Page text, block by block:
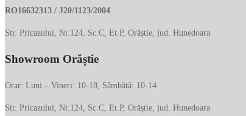
PB5448W136/T/BLU
RO16632313 / J20/1123/2004
Str. Pricazului, Nr.124, Sc.C, Et.P, Orăștie, jud. Hunedoara
Showroom Orăștie
Orar: Luni – Vineri: 10-18, Sâmbătă: 10-14
Str. Pricazului, Nr.124, Sc.C, Et.P, Orăștie, jud. Hunedoara